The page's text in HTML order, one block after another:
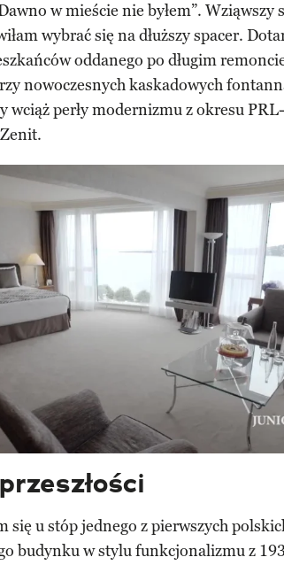
w mieście nie byłem”. Wziąwszy
wybrać się na dłuższy spacer.
oddanego po długim
nowoczesnych kaskadowych
wciąż perły modernizmu z okresu
się u stóp jednego z pierwszych
budynku w stylu funkcjonalizmu z